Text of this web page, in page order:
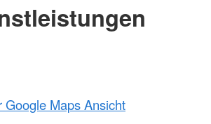
Google Maps Ansicht